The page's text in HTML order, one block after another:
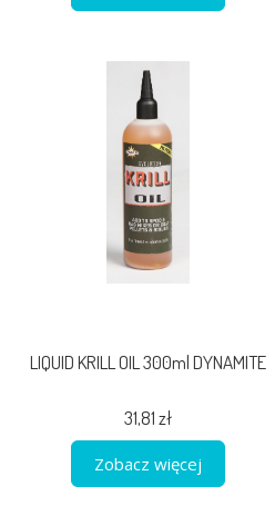
LIQUID KRILL OIL 300ml DYNAMITE
31,81 zł
Zobacz więcej